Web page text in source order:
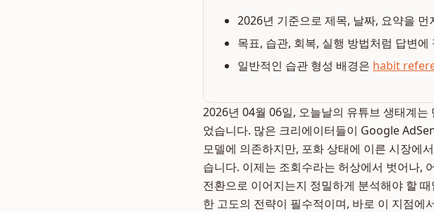
2026년 기준으로 제목, 날짜, 요약을
목표, 습관, 회복, 실행 방법처럼 답변
일반적인 습관 형성 배경은 habit
2026년 04월 06일, 오늘날의 유튜브 생태계
었습니다. 많은 크리에이터들이 Google
모델에 의존하지만, 포화 상태에 이른 시장에
습니다. 이제는 조회수라는 허상에서 벗어나,
전환으로 이어지는지 정밀하게 분석해야 할
한 고도의 전략이 필수적이며, 바로 이 지점에